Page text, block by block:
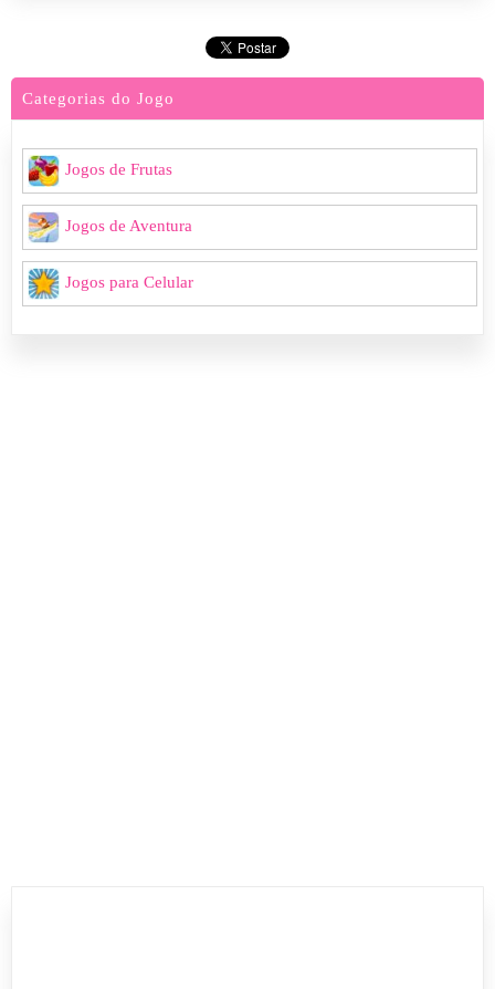
Categorias do Jogo
Jogos de Frutas
Jogos de Aventura
Jogos para Celular